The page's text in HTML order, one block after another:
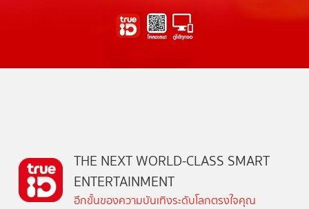
THE NEXT WORLD-CLASS SMART
ENTERTAINMENT
อีกขั้นของความบันเทิงระดับโลกตรงใจคุณ